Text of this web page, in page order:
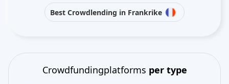
Best Crowdlending in Frankrike
Crowdfundingplatforms per type